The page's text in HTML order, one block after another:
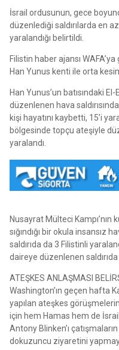
İsrail ordusunun, gece
düzenlediği saldırılarda en
yaralandığı belirtildi.
Filistin haber ajansı
Han Yunus kenti ile orta
Han Yunus’un batısındaki
düzenlenen hava
kişi hayatını kaybetti, 15’i
bölgesinde topçu ateşiyle
yaralandı.
Nusayrat Mülteci
sığındığı bir okula insansız
saldırıda da 3 Filistinli
daireye düzenlenen
ATEŞKES ANLAŞMASI
Washington’ın geçen hafta
yapılan ateşkes
için hem Hamas hem de
Antony Blinken’ı
dokuzuncu ziyaretini